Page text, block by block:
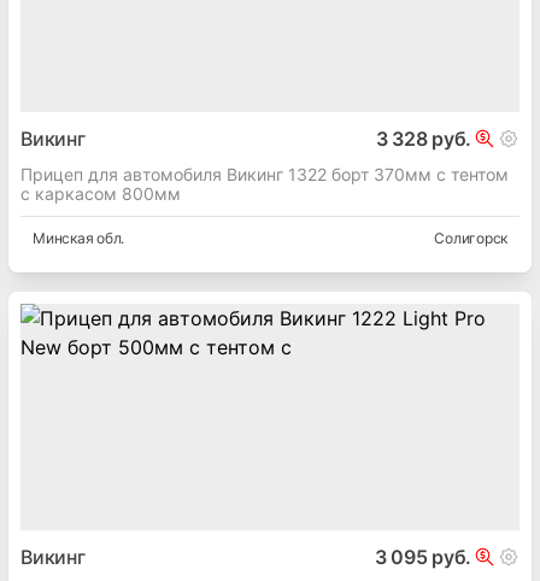
Викинг 3 328 руб.
Прицеп для автомобиля Викинг 1322 борт 370мм с тентом
с каркасом 800мм
Минская обл. Солигорск
Викинг 3 095 руб.